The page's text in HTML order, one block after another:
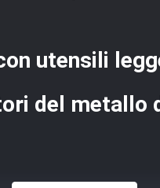
utensili
del metallo